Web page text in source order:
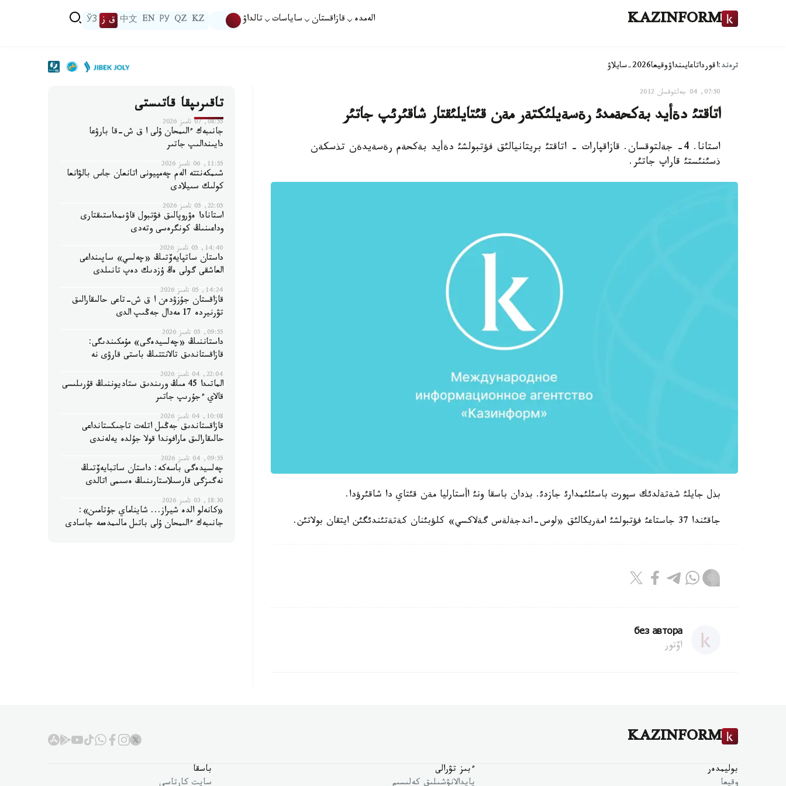
KAZINFORM الەمدە قازاقستان ساياسات تالداۋ KZ
QZ
РУ
EN
中文 ق ز ЎЗ
ترەند:اقورداتاعايىنداۋوقيعا2026-سايلاۋ
07:50, 04 جەلتوقسان 2012
اتاقتئ دةأيد بةكحةمدئ رةسةيلئكتةر مةن قئتايلئقتار شاقئرئپ جاتئر
استانا. 4- جةلتوقسان. قازاقپارات - اتاقتئ بريتانيالئق فؤتبولشئ دةأيد بةكحةم رةسةيدةن تذسكةن
ذسئنئستئ قاراپ جاتئر.
بذل جايلئ شةتةلدئك سپورت باسئلئمدارئ جازدئ. بذدان باسقا ونئ اأستارليا مةن قئتاي دا شاقئرؤدا.
جاقئندا 37 جاستاعئ فؤتبولشئ امةريكالئق «لوس-اندجةلةس گةلاكسي» كلؤبئنان كةتةتئندئگئن ايتقان بولاتئن.
без автора
اۆتور
تاقىرىپقا قاتىستى
08:55, 07 تامىز 2026
جانىبەك ءالىمحان ۇلى ا ق ش-قا بارۋعا
دايىندالىپ جاتىر
11:55, 06 تامىز 2026
شىمكەنتتە الەم چەمپيونى اتانعان جاس بالۋانعا
كولىك سىيلادى
22:05, 05 تامىز 2026
استانادا ەۋروپالىق فۋتبول قاۋىمداستىقتارى
وداعىنىڭ كونگرەسى وتەدى
14:40, 05 تامىز 2026
داستان ساتپايەۆتىڭ «چەلسي» ساپىنداعى
العاشقى گولى ەڭ ۇزدىك دەپ تانىلدى
14:24, 05 تامىز 2026
قازاقستان جۇزۋدەن ا ق ش-تاعى حالىقارالىق
تۋرنيردە 17 مەدال جەڭىپ الدى
09:55, 05 تامىز 2026
داستاننىڭ «چەلسيدەگى» مۇمكىندىگى:
قازاقستاندىق تالانتتىڭ باستى قارۋى نە
22:04, 04 تامىز 2026
الماتىدا 45 مىڭ ورىندىق ستاديوننىڭ قۇرىلىسى
قالاي ءجۇرىپ جاتىر
10:08, 04 تامىز 2026
قازاقستاندىق جەڭىل اتلەت تاجىكستانداعى
حالىقارالىق مارافوندا قولا جۇلدە يەلەندى
09:55, 04 تامىز 2026
چەلسيدەگى باسەكە: داستان ساتبايەۆتىڭ
نەگىزگى قارسىلاستارىنىڭ ەسىمى اتالدى
18:30, 03 تامىز 2026
«كانەلو الدە شيراز... شايناماي جۇتامىن»:
جانىبەك ءالىمحان ۇلى باتىل مالىمدەمە جاسادى
KAZINFORM
بوليمدەر
ءبىز تۋرالى
باسقا